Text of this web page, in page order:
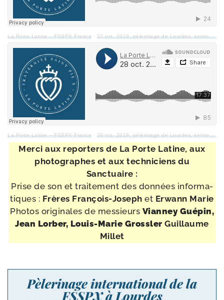
La Porte Latine – FSSPX France · 27 oct. 2019, pèle­ri­nage de Lourdes, ser­mon du dimanche
La Porte Latine – FSSPX France · 28 oct. 2019, pèle­ri­nage de Lourdes, ser­mon du lundi
Merci aux repor­ters de La Porte Latine, aux
pho­to­graphes et aux tech­ni­ciens du
Sanctuaire :
Prise de son et trai­te­ment des don­nées infor­ma­
tiques : Frères François-​Joseph et Erwann Marie
Photos ori­gi­nales de mes­sieurs Vianney Guépin,
Jean Lorber, Louis-​Marie Grossler Guillaume
Millet
Pèlerinage international de la
FSSPX à Lourdes